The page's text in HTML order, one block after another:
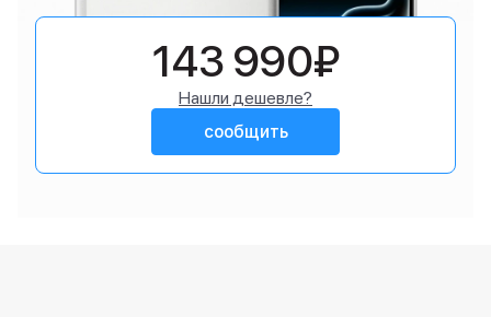
143 990₽
Нашли дешевле?
сообщить